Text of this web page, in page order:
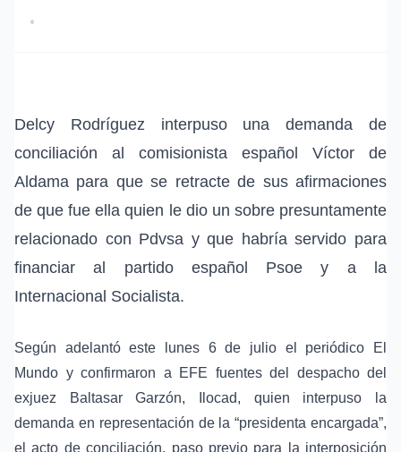
•
Delcy Rodríguez interpuso una demanda de
conciliación al comisionista español Víctor de
Aldama para que se retracte de sus afirmaciones
de que fue ella quien le dio un sobre presuntamente
relacionado con Pdvsa y que habría servido para
financiar al partido español Psoe y a la
Internacional Socialista.
Según adelantó este lunes 6 de julio el periódico El
Mundo y confirmaron a EFE fuentes del despacho del
exjuez Baltasar Garzón, Ilocad, quien interpuso la
demanda en representación de la “presidenta encargada”,
el acto de conciliación, paso previo para la interposición